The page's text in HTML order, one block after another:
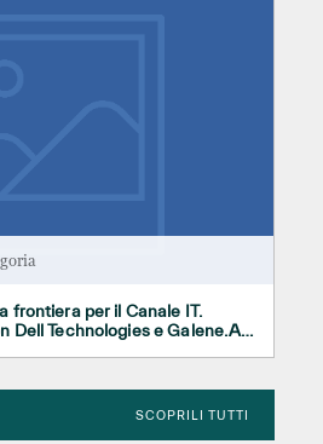
frontiera per il Canale IT.
Dell Technologies e Galene.AI
SCOPRILI TUTTI